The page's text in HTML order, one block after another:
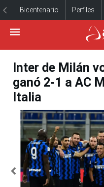
Bicentenario Perfiles
Inter de Milán
ganó 2-1 a AC
Italia